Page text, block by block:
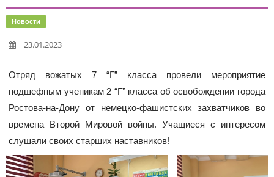
Новости
23.01.2023
Отряд вожатых 7 “Г” класса провели мероприятие
подшефным ученикам 2 “Г” класса об освобождении города
Ростова-на-Дону от немецко-фашистских захватчиков во
времена Второй Мировой войны. Учащиеся с интересом
слушали своих старших наставников!